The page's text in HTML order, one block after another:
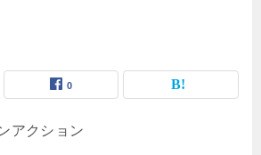
0
アクション